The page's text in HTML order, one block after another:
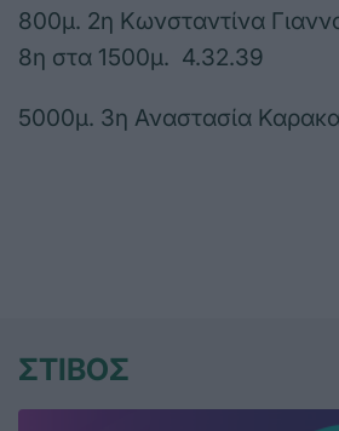
800μ. 2η Κωνσταντίνα
8η στα 1500μ. 4.32.39
5000μ. 3η Αναστασία
ΣΤΙΒΟΣ